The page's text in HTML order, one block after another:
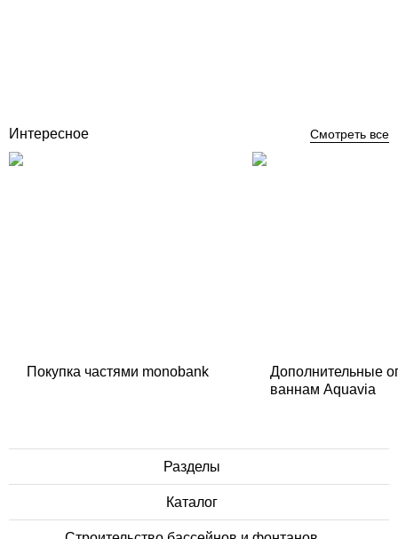
Интересное Смотреть все
Покупка частями monobank
Дополнительные
ваннам Aquavia
Разделы
Каталог